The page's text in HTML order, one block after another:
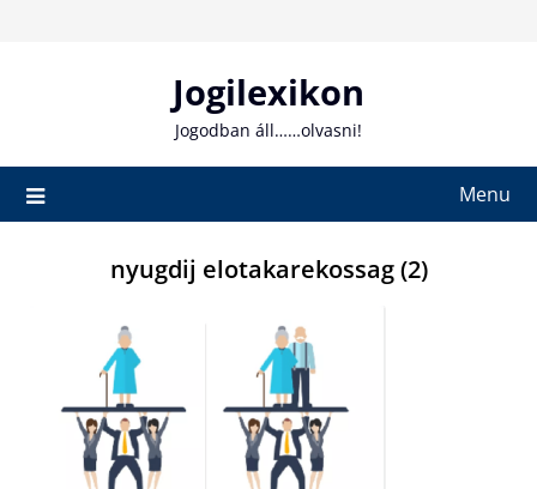
Jogilexikon
Jogodban áll……olvasni!
Menu
nyugdij elotakarekossag (2)